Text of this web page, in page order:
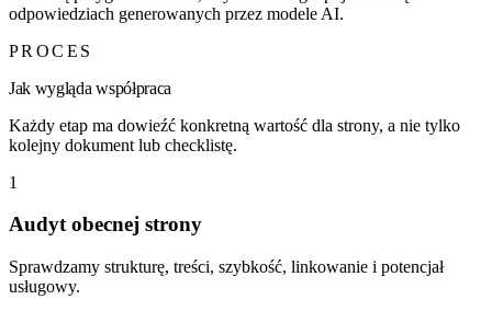
odpowiedziach generowanych przez modele AI.
PROCES
Jak wygląda współpraca
Każdy etap ma dowieźć konkretną wartość dla strony, a nie tylko
kolejny dokument lub checklistę.
1
Audyt obecnej strony
Sprawdzamy strukturę, treści, szybkość, linkowanie i potencjał
usługowy.